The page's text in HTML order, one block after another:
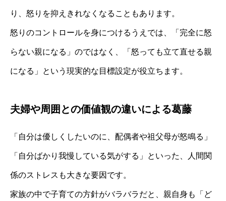
り、怒りを抑えきれなくなることもあります。
怒りのコントロールを身につけるうえでは、「完全に怒
らない親になる」のではなく、「怒っても立て直せる親
になる」という現実的な目標設定が役立ちます。
夫婦や周囲との価値観の違いによる葛藤
「自分は優しくしたいのに、配偶者や祖父母が怒鳴る」
「自分ばかり我慢している気がする」といった、人間関
係のストレスも大きな要因です。
家族の中で子育ての方針がバラバラだと、親自身も「ど